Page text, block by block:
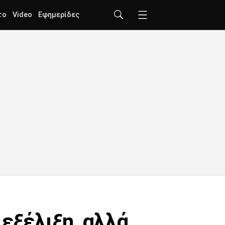
Video Εφημερίδες